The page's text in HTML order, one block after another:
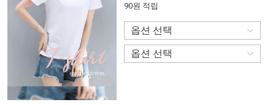
90원 적립